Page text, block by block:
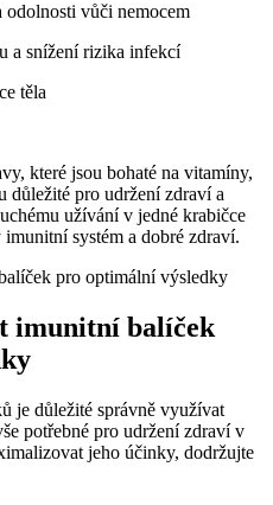
odolnosti​ vůči nemocem
a snížení rizika infekcí
těla
⁢které jsou ‌bohaté na vitamíny,
důležité pro udržení zdraví a
užívání v jedné ‌krabičce
systém a dobré zdraví.
imunitní balíček​
je důležité správně využívat
potřebné pro udržení zdraví⁢ v
jeho účinky, dodržujte